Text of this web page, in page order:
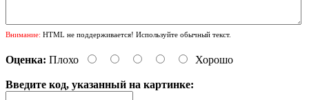
Внимание: HTML не поддерживается! Используйте обычный текст.
Оценка: Плохо Хорошо
Введите код, указанный на картинке: